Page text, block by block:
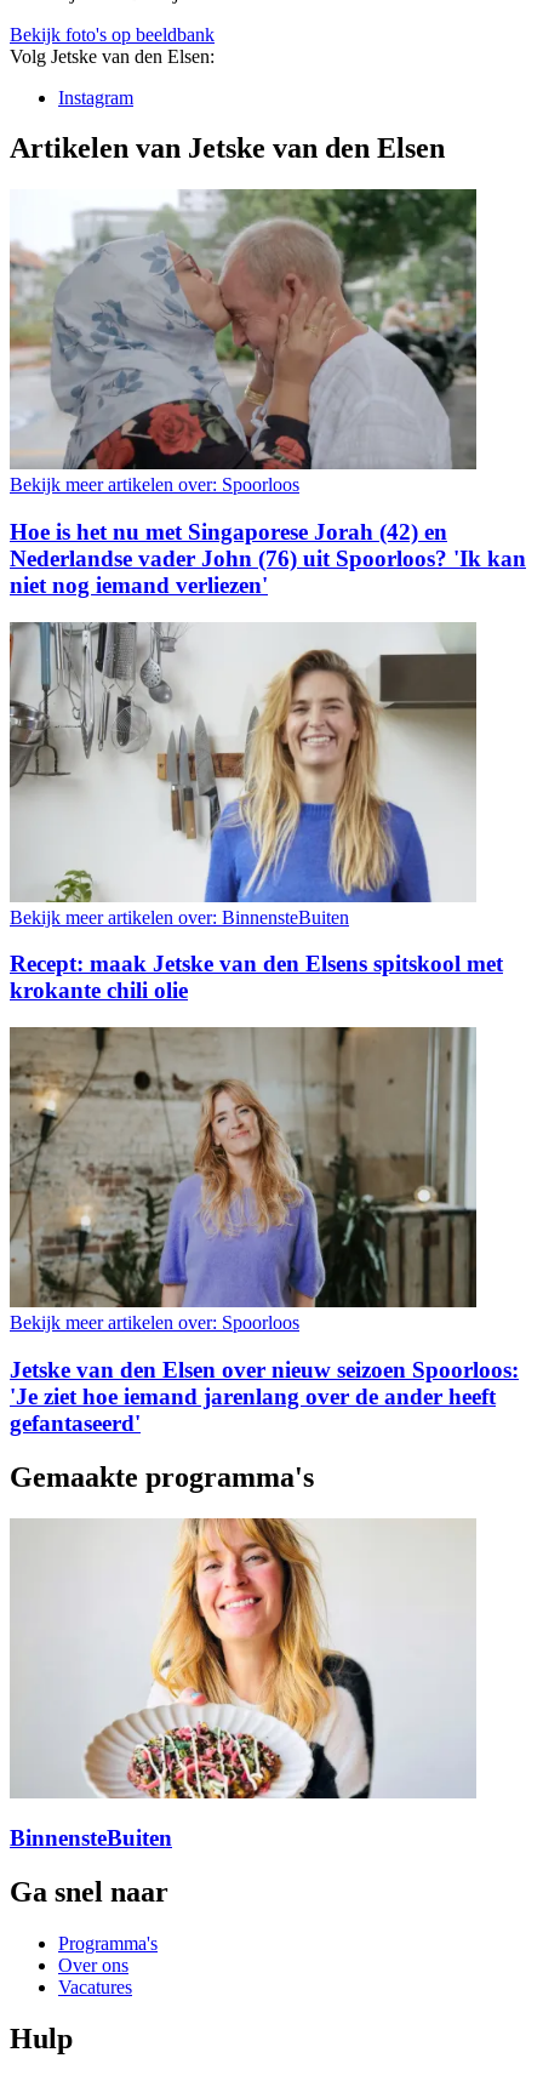
Bekijk foto's op beeldbank
Volg Jetske van den Elsen:
Instagram
Artikelen van Jetske van den Elsen
Bekijk meer artikelen over: Spoorloos
Hoe is het nu met Singaporese Jorah (42) en
Nederlandse vader John (76) uit Spoorloos? 'Ik kan
niet nog iemand verliezen'
Bekijk meer artikelen over: BinnensteBuiten
Recept: maak Jetske van den Elsens spitskool met
krokante chili olie
Bekijk meer artikelen over: Spoorloos
Jetske van den Elsen over nieuw seizoen Spoorloos:
'Je ziet hoe iemand jarenlang over de ander heeft
gefantaseerd'
Gemaakte programma's
BinnensteBuiten
Ga snel naar
Programma's
Over ons
Vacatures
Hulp